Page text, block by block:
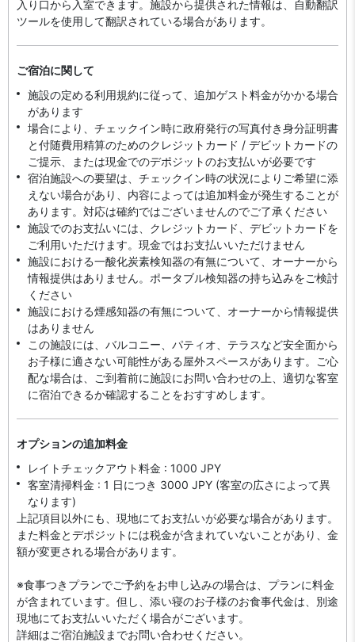
入り口から入室できます。施設から提供された情報は、自動翻訳
ツールを使用して翻訳されている場合があります。
ご宿泊に関して
施設の定める利用規約に従って、追加ゲスト料金がかかる場合
があります
場合により、チェックイン時に政府発行の写真付き身分証明書
と付随費用精算のためのクレジットカード / デビットカードの
ご提示、または現金でのデポジットのお支払いが必要です
宿泊施設への要望は、チェックイン時の状況によりご希望に添
えない場合があり、内容によっては追加料金が発生することが
あります。対応は確約ではございませんのでご了承ください
施設でのお支払いには、クレジットカード、デビットカードを
ご利用いただけます。現金ではお支払いいただけません
施設における一酸化炭素検知器の有無について、オーナーから
情報提供はありません。ポータブル検知器の持ち込みをご検討
ください
施設における煙感知器の有無について、オーナーから情報提供
はありません
この施設には、バルコニー、パティオ、テラスなど安全面から
お子様に適さない可能性がある屋外スペースがあります。ご心
配な場合は、ご到着前に施設にお問い合わせの上、適切な客室
に宿泊できるか確認することをおすすめします。
オプションの追加料金
レイトチェックアウト料金 : 1000 JPY
客室清掃料金 : 1 日につき 3000 JPY (客室の広さによって異
なります)
上記項目以外にも、現地にてお支払いが必要な場合があります。
また料金とデポジットには税金が含まれていないことがあり、金
額が変更される場合があります。
※食事つきプランでご予約をお申し込みの場合は、プランに料金
が含まれています。但し、添い寝のお子様のお食事代金は、別途
現地にてお支払いいただく場合がございます。
詳細はご宿泊施設までお問い合わせください。